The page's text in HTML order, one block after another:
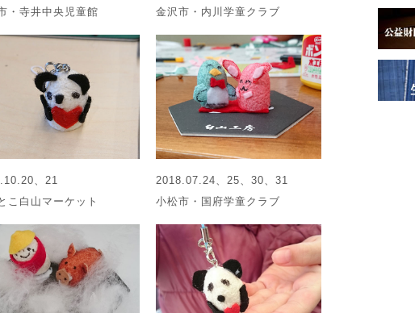
・寺井中央児童館
金沢市・内川学童クラブ
、21
こ白山マーケット
2018.07.24、25、30、31
小松市・国府学童クラブ